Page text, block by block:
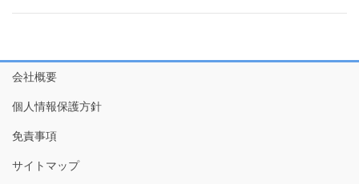
会社概要
個人情報保護方針
免責事項
サイトマップ